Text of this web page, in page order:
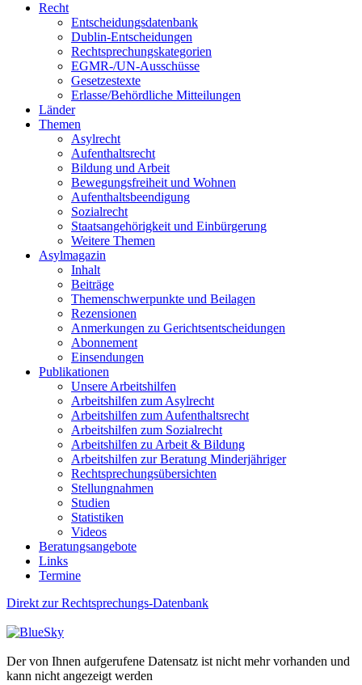
Recht
Entscheidungsdatenbank
Dublin-Entscheidungen
Rechtsprechungskategorien
EGMR-/UN-Ausschüsse
Gesetzestexte
Erlasse/Behördliche Mitteilungen
Länder
Themen
Asylrecht
Aufenthaltsrecht
Bildung und Arbeit
Bewegungsfreiheit und Wohnen
Aufenthaltsbeendigung
Sozialrecht
Staatsangehörigkeit und Einbürgerung
Weitere Themen
Asylmagazin
Inhalt
Beiträge
Themenschwerpunkte und Beilagen
Rezensionen
Anmerkungen zu Gerichtsentscheidungen
Abonnement
Einsendungen
Publikationen
Unsere Arbeitshilfen
Arbeitshilfen zum Asylrecht
Arbeitshilfen zum Aufenthaltsrecht
Arbeitshilfen zum Sozialrecht
Arbeitshilfen zu Arbeit & Bildung
Arbeitshilfen zur Beratung Minderjähriger
Rechtsprechungsübersichten
Stellungnahmen
Studien
Statistiken
Videos
Beratungsangebote
Links
Termine
Direkt zur Rechtsprechungs-Datenbank
Der von Ihnen aufgerufene Datensatz ist nicht mehr vorhanden und
kann nicht angezeigt werden